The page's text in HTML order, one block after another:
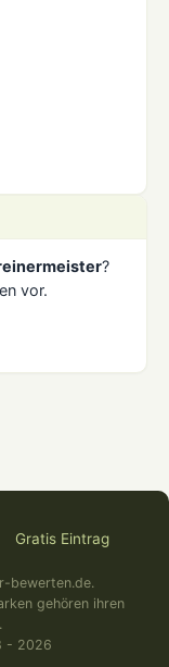
?
vor.
Gratis Eintrag
bewerten.de.
gehören ihren
- 2026